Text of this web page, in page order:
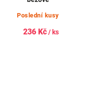
Poslední kusy
236 Kč/ ks